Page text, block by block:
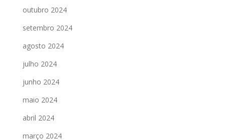
outubro 2024
setembro 2024
agosto 2024
julho 2024
junho 2024
maio 2024
abril 2024
março 2024